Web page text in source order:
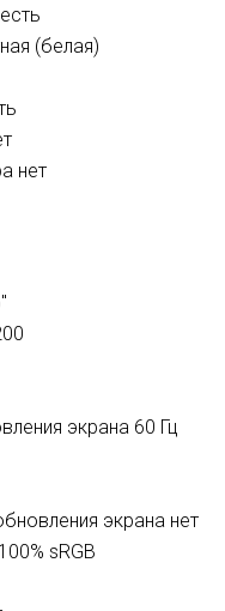
есть
(белая)
нет
экрана 60 Гц
экрана нет
sRGB